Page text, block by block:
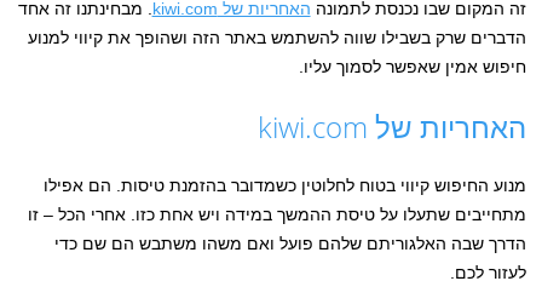
זה המקום שבו נכנסת לתמונה האחריות של kiwi.com
. מבחינתנו זה אחד
הדברים שרק בשבילו שווה להשתמש באתר הזה ושהופך את קיווי למנוע
חיפוש אמין שאפשר לסמוך עליו.
האחריות של kiwi.com
מנוע החיפוש קיווי בטוח לחלוטין כשמדובר בהזמנת טיסות. הם אפילו
מתחייבים שתעלו על טיסת ההמשך במידה ויש אחת כזו. אחרי הכל – זו
הדרך שבה האלגוריתם שלהם פועל ואם משהו משתבש הם שם כדי
לעזור לכם.